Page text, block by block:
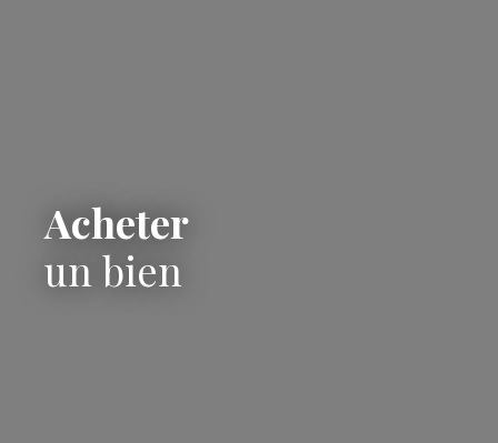
Acheter
un bien